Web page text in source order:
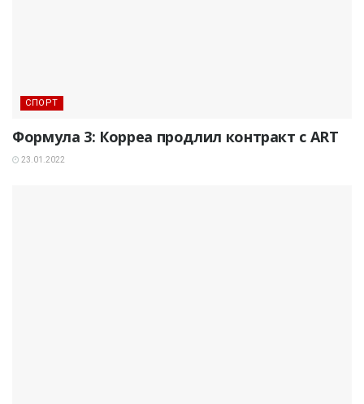
СПОРТ
Формула 3: Корреа продлил контракт с ART
23.01.2022